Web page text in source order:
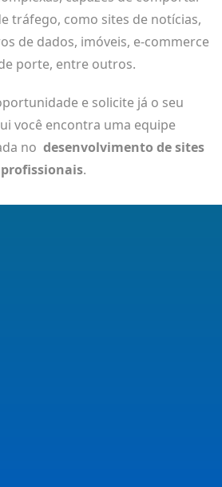
tráfego, como sites de notícias,
de dados, imóveis, e-commerce
porte, entre outros.
e solicite já o seu
você encontra uma equipe
no desenvolvimento de sites
profissionais.